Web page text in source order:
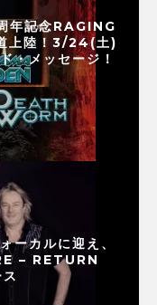
年記念RAGING
上陸！3/24(土)
メッセージ！
ーカルに迎え、
– RETURN